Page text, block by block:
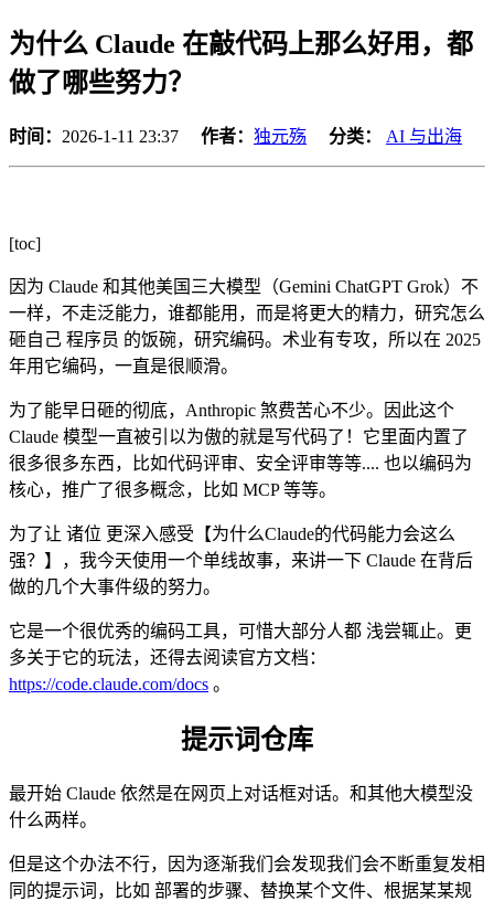
为什么 Claude 在敲代码上那么好用，都
做了哪些努力？
时间： 2026-1-11 23:37 作者： 独元殇 分类： AI 与出海
[toc]
因为 Claude 和其他美国三大模型（Gemini ChatGPT Grok）不
一样，不走泛能力，谁都能用，而是将更大的精力，研究怎么
砸自己 程序员 的饭碗，研究编码。术业有专攻，所以在 2025
年用它编码，一直是很顺滑。
为了能早日砸的彻底，Anthropic 煞费苦心不少。因此这个
Claude 模型一直被引以为傲的就是写代码了！它里面内置了
很多很多东西，比如代码评审、安全评审等等.... 也以编码为
核心，推广了很多概念，比如 MCP 等等。
为了让 诸位 更深入感受【为什么Claude的代码能力会这么
强？】，我今天使用一个单线故事，来讲一下 Claude 在背后
做的几个大事件级的努力。
它是一个很优秀的编码工具，可惜大部分人都 浅尝辄止。更
多关于它的玩法，还得去阅读官方文档：
https://code.claude.com/docs 。
提示词仓库
最开始 Claude 依然是在网页上对话框对话。和其他大模型没
什么两样。
但是这个办法不行，因为逐渐我们会发现我们会不断重复发相
同的提示词，比如 部署的步骤、替换某个文件、根据某某规